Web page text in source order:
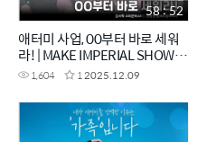
애터미 사업, 00부터 바로 세워
라! | MAKE IMPERIAL SHOW
EP.61,604 12025.12.09
58 : 52